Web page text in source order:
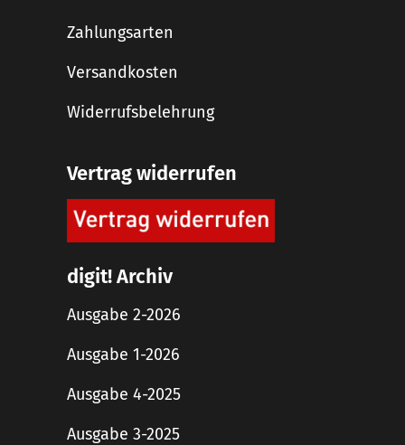
Zahlungsarten
Versandkosten
Widerrufsbelehrung
Vertrag widerrufen
digit! Archiv
Ausgabe 2-2026
Ausgabe 1-2026
Ausgabe 4-2025
Ausgabe 3-2025